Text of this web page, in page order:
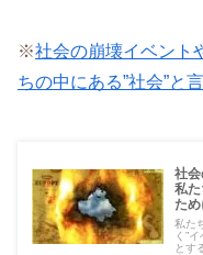
※社会の崩壊イベント
ちの中にある”社会”と
社
私
た
私た
く”
とす